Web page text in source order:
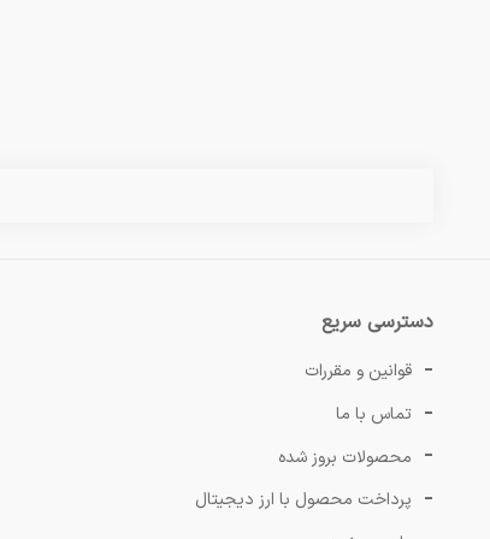
دسترسی سریع
قوانین و مقررات
تماس با ما
محصولات بروز شده
پرداخت محصول با ارز دیجیتال